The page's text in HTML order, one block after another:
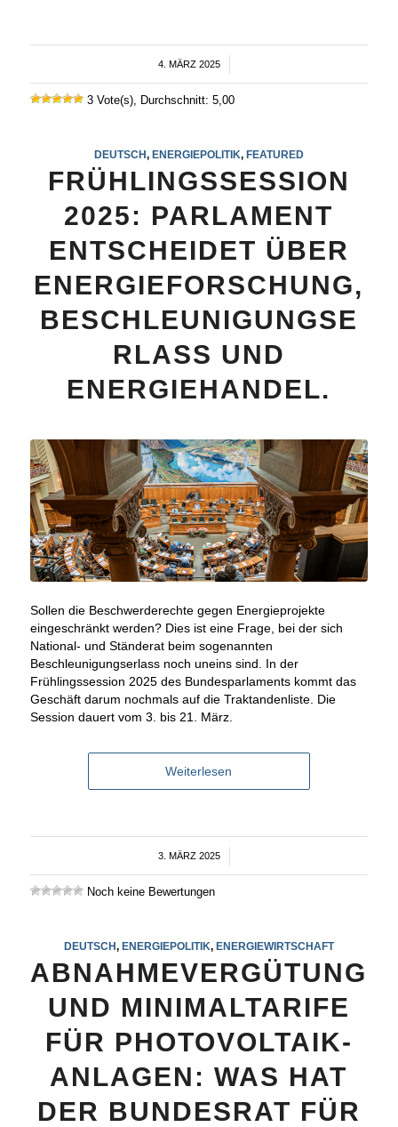
4. MÄRZ 2025
/
3 Vote(s), Durchschnitt: 5,00
DEUTSCH, ENERGIEPOLITIK, FEATURED
FRÜHLINGSSESSION
2025: PARLAMENT
ENTSCHEIDET ÜBER
ENERGIEFORSCHUNG,
BESCHLEUNIGUNGSE
RLASS UND
ENERGIEHANDEL.
Sollen die Beschwerderechte gegen Energieprojekte
eingeschränkt werden? Dies ist eine Frage, bei der sich
National- und Ständerat beim sogenannten
Beschleunigungserlass noch uneins sind. In der
Frühlingssession 2025 des Bundesparlaments kommt das
Geschäft darum nochmals auf die Traktandenliste. Die
Session dauert vom 3. bis 21. März.
Weiterlesen
3. MÄRZ 2025
/
Noch keine Bewertungen
DEUTSCH, ENERGIEPOLITIK, ENERGIEWIRTSCHAFT
ABNAHMEVERGÜTUNG
UND MINIMALTARIFE
FÜR PHOTOVOLTAIK-
ANLAGEN: WAS HAT
DER BUNDESRAT FÜR